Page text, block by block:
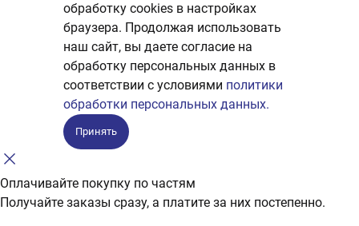
обработку сookies в настройках
браузера. Продолжая использовать
наш сайт, вы даете согласие на
обработку персональных данных в
соответствии с условиями политики
обработки персональных данных.
Принять
Оплачивайте покупку по частям
Получайте заказы сразу, а платите за них постепенно.